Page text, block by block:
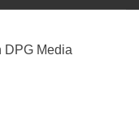
DPG Media